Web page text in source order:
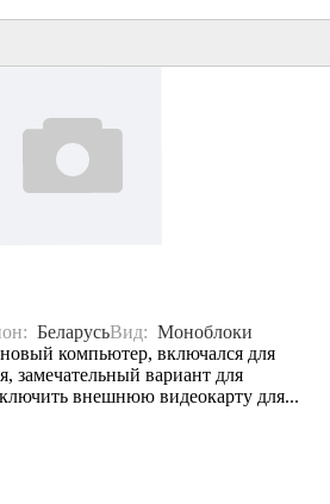
БеларусьВид: Моноблоки
компьютер, включался для
замечательный вариант для
внешнюю видеокарту для...